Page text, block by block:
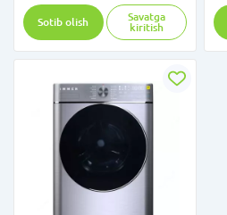
Sotib olish
Savatga
kiritish